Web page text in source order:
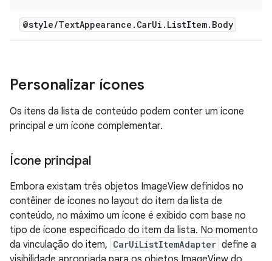
@style/TextAppearance . CarUi . ListItem. Body
Personalizar ícones
Os itens da lista de conteúdo podem conter um ícone
principal e um ícone complementar.
Ícone principal
Embora existam três objetos ImageView definidos no
contêiner de ícones no layout do item da lista de
conteúdo, no máximo um ícone é exibido com base no
tipo de ícone especificado do item da lista. No momento
da vinculação do item, CarUiListItemAdapter define a